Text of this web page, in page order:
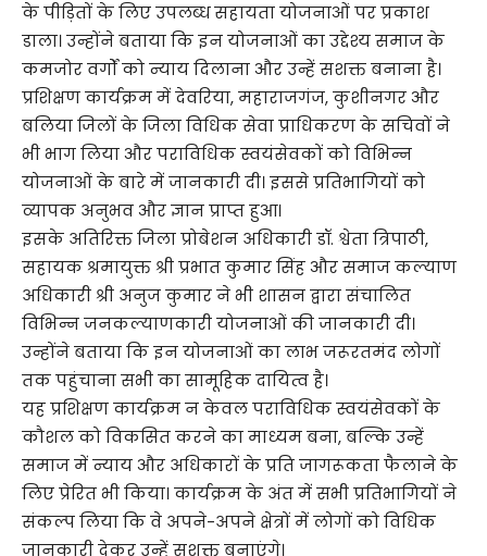
के पीड़ितों के लिए उपलब्ध सहायता योजनाओं पर प्रकाश
डाला। उन्होंने बताया कि इन योजनाओं का उद्देश्य समाज के
कमजोर वर्गों को न्याय दिलाना और उन्हें सशक्त बनाना है।
प्रशिक्षण कार्यक्रम में देवरिया, महाराजगंज, कुशीनगर और
बलिया जिलों के जिला विधिक सेवा प्राधिकरण के सचिवों ने
भी भाग लिया और पराविधिक स्वयंसेवकों को विभिन्न
योजनाओं के बारे में जानकारी दी। इससे प्रतिभागियों को
व्यापक अनुभव और ज्ञान प्राप्त हुआ।
इसके अतिरिक्त जिला प्रोबेशन अधिकारी डॉ. श्वेता त्रिपाठी,
सहायक श्रमायुक्त श्री प्रभात कुमार सिंह और समाज कल्याण
अधिकारी श्री अनुज कुमार ने भी शासन द्वारा संचालित
विभिन्न जनकल्याणकारी योजनाओं की जानकारी दी।
उन्होंने बताया कि इन योजनाओं का लाभ जरूरतमंद लोगों
तक पहुंचाना सभी का सामूहिक दायित्व है।
यह प्रशिक्षण कार्यक्रम न केवल पराविधिक स्वयंसेवकों के
कौशल को विकसित करने का माध्यम बना, बल्कि उन्हें
समाज में न्याय और अधिकारों के प्रति जागरूकता फैलाने के
लिए प्रेरित भी किया। कार्यक्रम के अंत में सभी प्रतिभागियों ने
संकल्प लिया कि वे अपने-अपने क्षेत्रों में लोगों को विधिक
जानकारी देकर उन्हें सशक्त बनाएंगे।